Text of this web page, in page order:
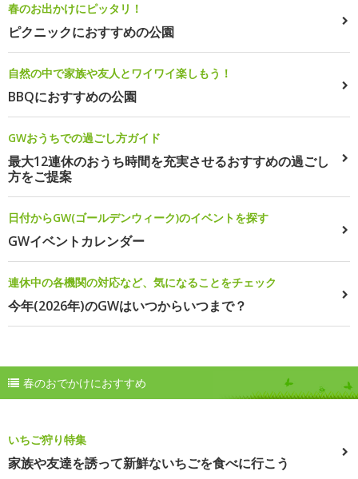
春のお出かけにピッタリ！
ピクニックにおすすめの公園
自然の中で家族や友人とワイワイ楽しもう！
BBQにおすすめの公園
GWおうちでの過ごし方ガイド
最大12連休のおうち時間を充実させるおすすめの過ごし
方をご提案
日付からGW(ゴールデンウィーク)のイベントを探す
GWイベントカレンダー
連休中の各機関の対応など、気になることをチェック
今年(2026年)のGWはいつからいつまで？
春のおでかけにおすすめ
いちご狩り特集
家族や友達を誘って新鮮ないちごを食べに行こう